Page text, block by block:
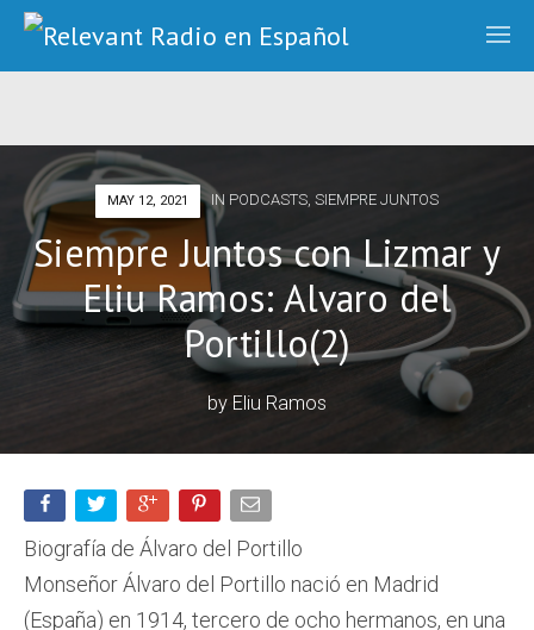
MAY 12, 2021 IN PODCASTS, SIEMPRE JUNTOS
Siempre Juntos con Lizmar y
Eliu Ramos: Alvaro del
Portillo(2)
by Eliu Ramos
Biografía de Álvaro del Portillo
Monseñor Álvaro del Portillo nació en Madrid
(España) en 1914, tercero de ocho hermanos, en una